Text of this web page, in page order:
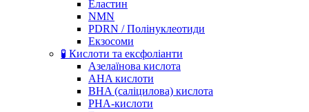
Еластин
NMN
PDRN / Полінуклеотиди
Екзосоми
🧪 Кислоти та ексфоліанти
Азелаїнова кислота
AHA кислоти
BHA (саліцилова) кислота
PHA-кислоти